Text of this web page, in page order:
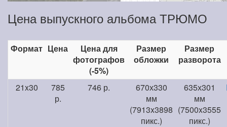
Цена выпускного альбома ТРЮМО
Формат Цена
Цена для
фотографов
(-5%)
Размер
обложки
Размер
разворота
21x30
785
р.
746 р.
670х330
мм
(7913x3898
пикс.)
635х301
мм
(7500x3555
пикс.)